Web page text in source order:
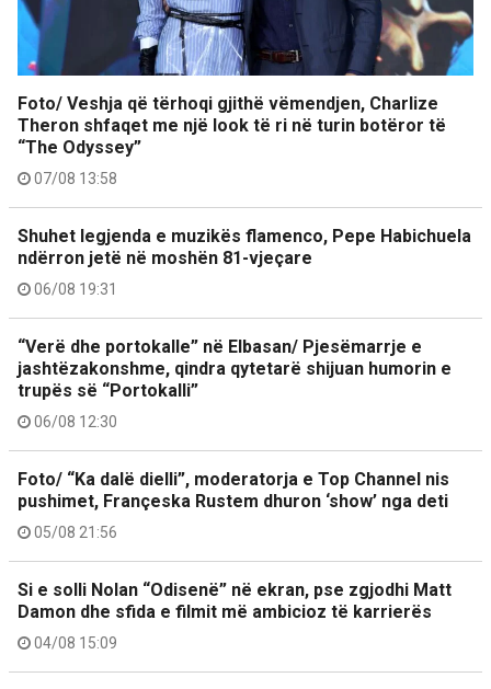
Foto/ Veshja që tërhoqi gjithë vëmendjen, Charlize
Theron shfaqet me një look të ri në turin botëror të
“The Odyssey”
07/08 13:58
Shuhet legjenda e muzikës flamenco, Pepe Habichuela
ndërron jetë në moshën 81-vjeçare
06/08 19:31
“Verë dhe portokalle” në Elbasan/ Pjesëmarrje e
jashtëzakonshme, qindra qytetarë shijuan humorin e
trupës së “Portokalli”
06/08 12:30
Foto/ “Ka dalë dielli”, moderatorja e Top Channel nis
pushimet, Françeska Rustem dhuron ‘show’ nga deti
05/08 21:56
Si e solli Nolan “Odisenë” në ekran, pse zgjodhi Matt
Damon dhe sfida e filmit më ambicioz të karrierës
04/08 15:09